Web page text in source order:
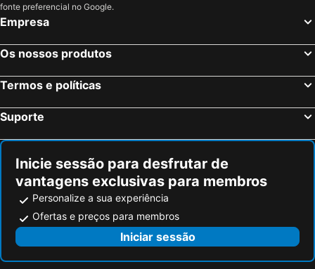
fonte preferencial no Google.
Empresa
Os nossos produtos
Termos e políticas
Suporte
Inicie sessão para desfrutar de
vantagens exclusivas para membros
Personalize a sua experiência
Ofertas e preços para membros
Iniciar sessão